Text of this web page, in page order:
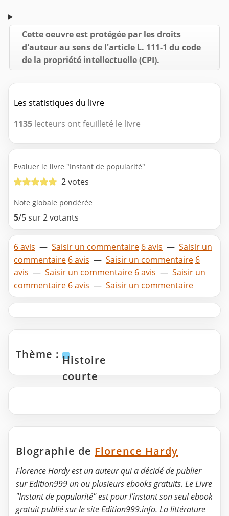
Cette oeuvre est protégée par les droits
d'auteur au sens de l'article L. 111-1 du code
de la propriété intellectuelle (CPI).
Les statistiques du livre
1135 lecteurs ont feuilleté le livre
Evaluer le livre "Instant de popularité"
2 votes
Note globale pondérée
5/5 sur 2 votants
6 avis — Saisir un commentaire 6 avis — Saisir un
commentaire 6 avis — Saisir un commentaire 6
avis — Saisir un commentaire 6 avis — Saisir un
commentaire 6 avis — Saisir un commentaire
Thème : Histoire
courte
Biographie de Florence Hardy
Florence Hardy est un auteur qui a décidé de publier
sur Edition999 un ou plusieurs ebooks gratuits. Le Livre
"Instant de popularité" est pour l’instant son seul ebook
gratuit publié sur le site Edition999.info. La littérature